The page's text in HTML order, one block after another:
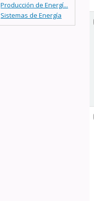
Producción de Energí...
Sistemas de Energía